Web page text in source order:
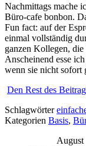
Nachmittags mache
Büro-cafe bonbon.
Fun fact: auf der
einmal vollständig
ganzen Kollegen,
Anscheinend esse
wenn sie nicht sofort
Den Rest des
Schlagwörter
Kategorien Basis,
August